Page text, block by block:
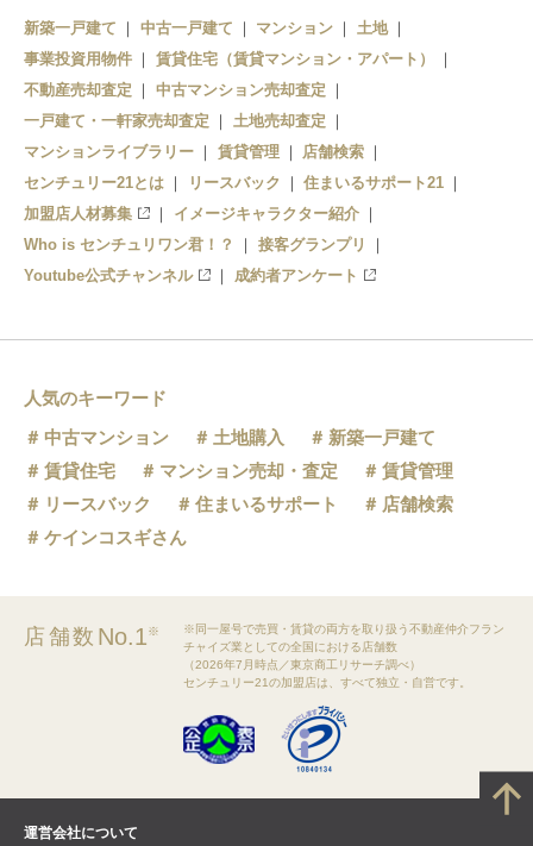
千川
小竹向原
千川
新築一戸建て 中古一戸建て マンション
土地
事業投資用物件
賃貸住宅（賃貸マンション・アパート）
不動産売却査定
中古マンション売却査定
一戸建て・一軒家売却査定
土地売却査定
マンションライブラリー
賃貸管理
店舗検索
センチュリー21とは
リースバック
住まいるサポート21
加盟店人材募集
イメージキャラクター紹介
Who is センチュリワン君！？
接客グランプリ
Youtube公式チャンネル
成約者アンケート
人気のキーワード
中古マンション
土地購入
新築一戸建て
賃貸住宅
マンション売却・査定
賃貸管理
リースバック
住まいるサポート
店舗検索
ケインコスギさん
店舗数 No.1※
※同一屋号で売買・賃貸の両方を取り扱う不動産仲介フラン
チャイズ業としての全国における店舗数
（2026年7月時点／東京商工リサーチ調べ）
センチュリー21の加盟店は、すべて独立・自営です。
運営会社について